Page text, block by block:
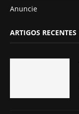
Anuncie
ARTIGOS RECENTES